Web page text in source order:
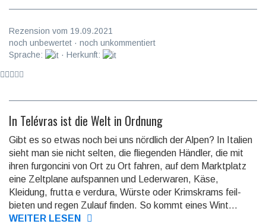
Rezension vom 19.09.2021
noch unbewertet · noch unkommentiert
Sprache:
· Herkunft:
In Telévras ist die Welt in Ordnung
Gibt es so etwas noch bei uns nördlich der Alpen? In Italien
sieht man sie nicht selten, die flie­genden Händler, die mit
ihren furgoncini von Ort zu Ort fahren, auf dem Markt­platz
eine Zeltplane auf­spannen und Leder­waren, Käse,
Kleidung, frutta e verdura, Würste oder Krims­krams feil­
bieten und regen Zulauf finden. So kommt eines Wint...
WEITER LESEN